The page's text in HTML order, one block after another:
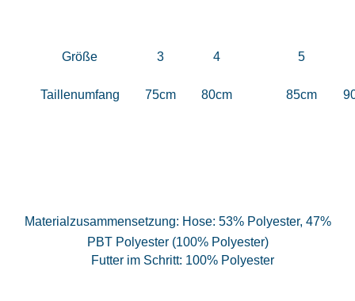
Größe 3 4 5
Taillenumfang 75cm 80cm 85cm
Materialzusammensetzung: Hose: 53% Polyester, 47%
PBT Polyester (100% Polyester)
Futter im Schritt: 100% Polyester